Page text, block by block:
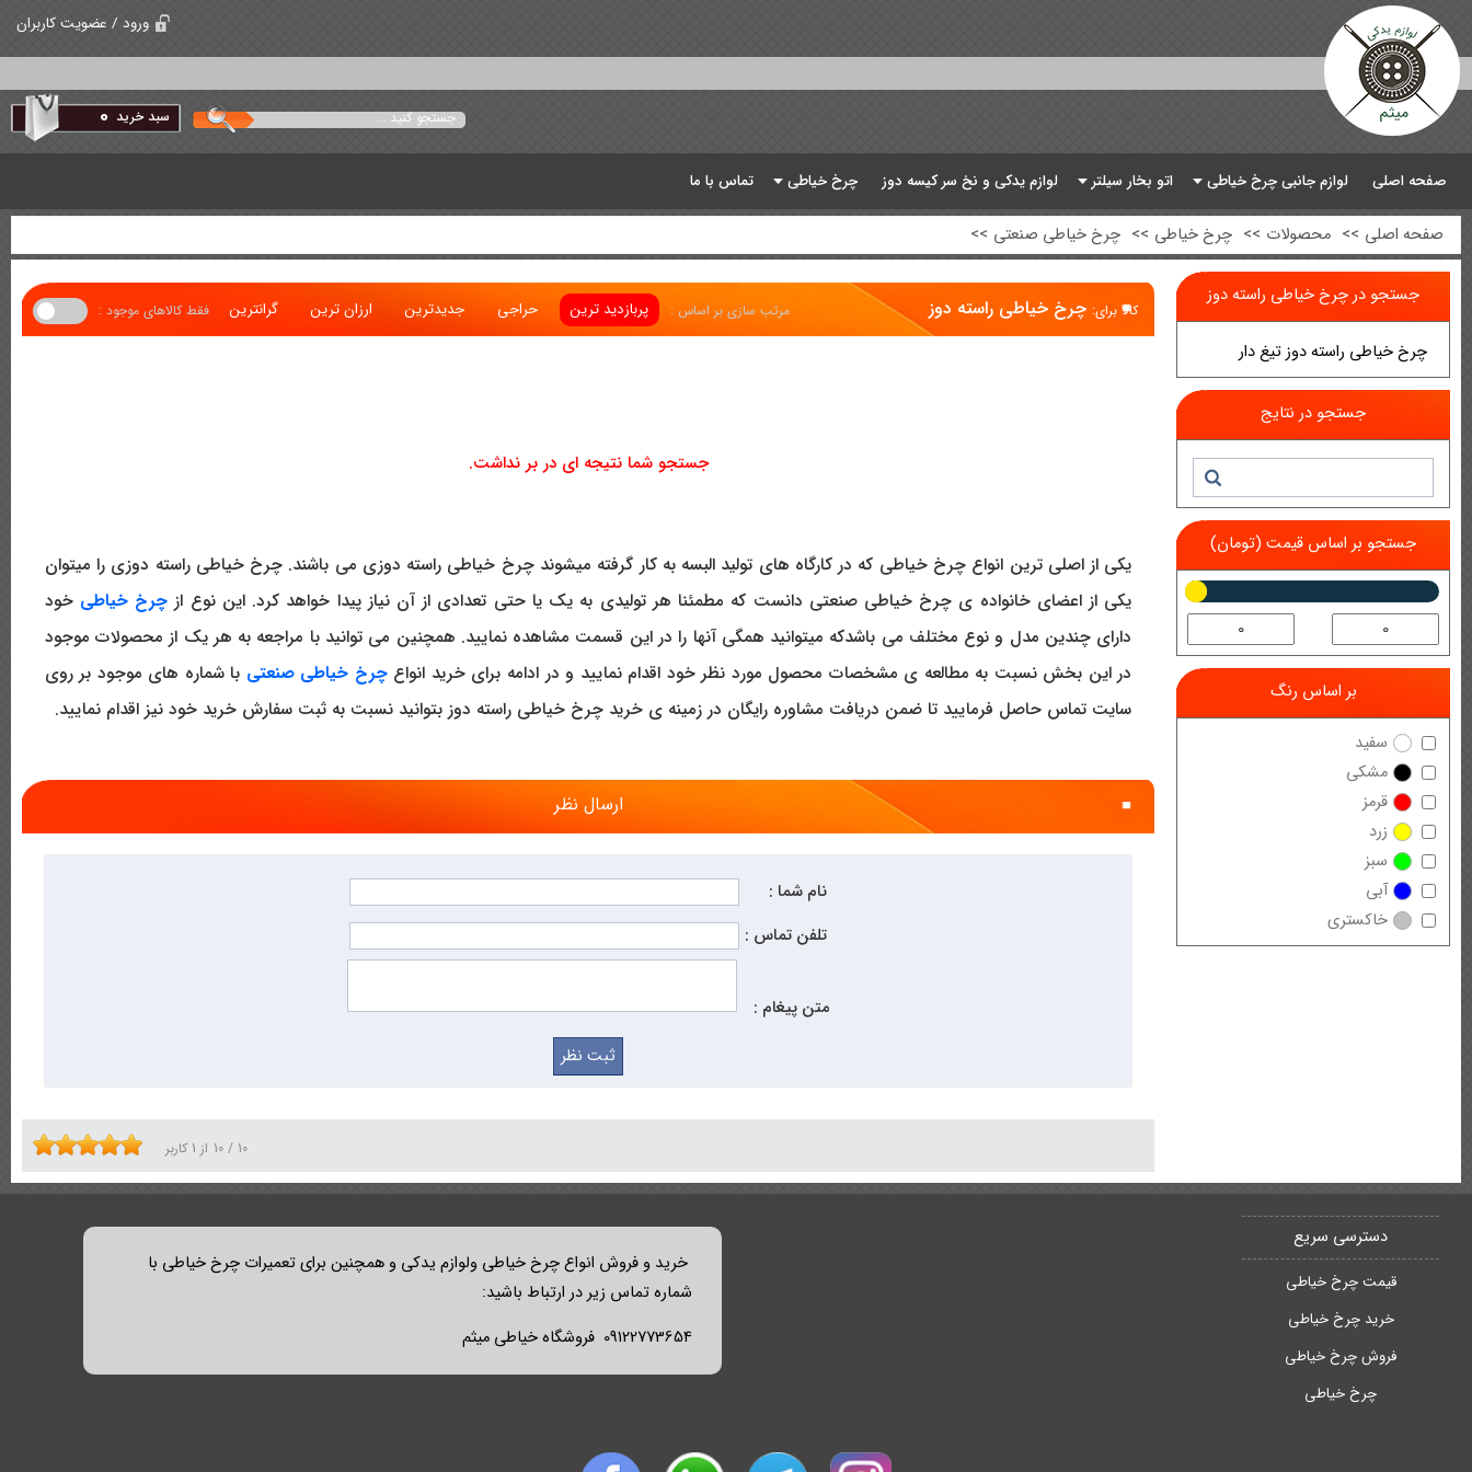
ورود / عضویت کاربران
سبد خرید 0
صفحه اصلی لوازم جانبی چرخ خیاطی اتو بخار سیلتر لوازم یدکی و نخ سر کیسه دوز چرخ خیاطی تماس با ما
صفحه اصلی >> محصولات >> چرخ خیاطی >> چرخ خیاطی صنعتی >>
جستجو در چرخ خیاطی راسته دوز
چرخ خیاطی راسته دوز تیغ دار
جستجو در نتایج
جستجو بر اساس قیمت (تومان)
بر اساس رنگ
سفید
مشکی
قرمز
زرد
سبز
آبی
خاکستری
کالا برای: چرخ خیاطی راسته دوز مرتب سازی بر اساس : پربازدید ترین حراجی جدیدترین ارزان ترین گرانترین فقط کالاهای موجود :
جستجو شما نتیجه ای در بر نداشت.
یکی از اصلی ترین انواع چرخ خیاطی که در کارگاه های تولید البسه به کار گرفته میشوند چرخ خیاطی راسته دوزی می باشند. چرخ خیاطی راسته دوزی را میتوان
یکی از اعضای خانواده ی چرخ خیاطی صنعتی دانست که مطمئنا هر تولیدی به یک یا حتی تعدادی از آن نیاز پیدا خواهد کرد. این نوع از چرخ خیاطی خود
دارای چندین مدل و نوع مختلف می باشدکه میتوانید همگی آنها را در این قسمت مشاهده نمایید. همچنین می توانید با مراجعه به هر یک از محصولات موجود
در این بخش نسبت به مطالعه ی مشخصات محصول مورد نظر خود اقدام نمایید و در ادامه برای خرید انواعچرخ خیاطی صنعتی با شماره های موجود بر روی
سایت تماس حاصل فرمایید تا ضمن دریافت مشاوره رایگان در زمینه ی خرید چرخ خیاطی راسته دوز بتوانید نسبت به ثبت سفارش خرید خود نیز اقدام نمایید.
ارسال نظر
نام شما :
تلفن تماس :
متن پیغام :
10 / 10 از 1 کاربر
دسترسی سریع
قیمت چرخ خیاطی
خرید چرخ خیاطی
فروش چرخ خیاطی
چرخ خیاطی
خرید و فروش انواع چرخ خیاطی ولوازم یدکی و همچنین برای تعمیرات چرخ خیاطی با
شماره تماس زیر در ارتباط باشید:
09122773654 فروشگاه خیاطی میثم